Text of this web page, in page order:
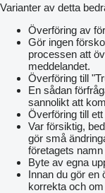
Varianter av detta
Överföring av
Gör ingen
processen att
meddelandet.
Överföring till
En sådan
sannolikt att
Överföring till
Var försiktig,
gör små
företagets
Byte av egna
Innan du gör en
korrekta och